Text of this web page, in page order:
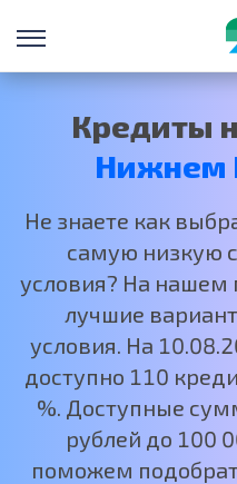
Кредиты
Нижнем
Не знаете как
самую низкую
условия? На нашем
лучшие
условия. На
доступно 110
%. Доступные
рублей до 100
поможем